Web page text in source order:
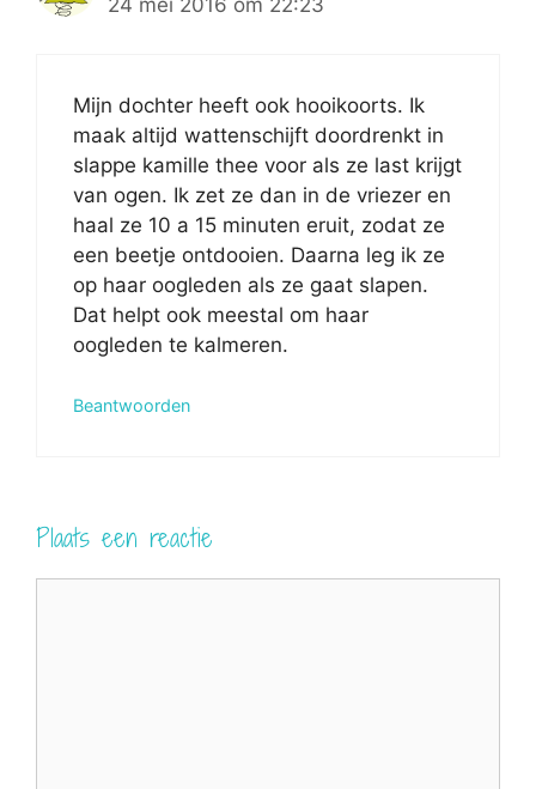
24 mei 2016 om 22:23
Mijn dochter heeft ook hooikoorts. Ik
maak altijd wattenschijft doordrenkt in
slappe kamille thee voor als ze last krijgt
van ogen. Ik zet ze dan in de vriezer en
haal ze 10 a 15 minuten eruit, zodat ze
een beetje ontdooien. Daarna leg ik ze
op haar oogleden als ze gaat slapen.
Dat helpt ook meestal om haar
oogleden te kalmeren.
Beantwoorden
Plaats een reactie